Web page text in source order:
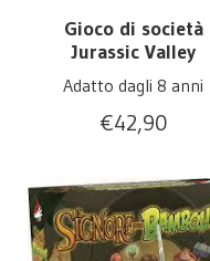
Gioco di società
Jurassic Valley
Adatto dagli 8 anni
€42,90